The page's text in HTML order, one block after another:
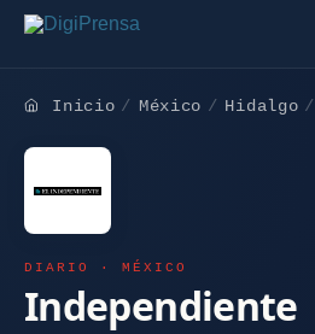
Inicio México Hidalgo
DIARIO · MÉXICO
Independiente